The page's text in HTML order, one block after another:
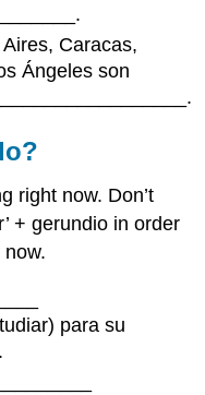
Caracas,
Ángeles son
right now. Don’t
+ gerundio in order
para su